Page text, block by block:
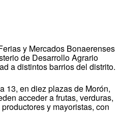
y Mercados Bonaerenses
de Desarrollo Agrario
a distintos barrios del distrito.
13, en diez plazas de Morón,
acceder a frutas, verduras,
y mayoristas, con